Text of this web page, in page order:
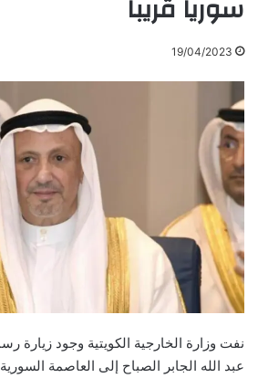
سوريا قريباً
19/04/2023
نفت وزارة الخارجية الكويتية وجود زيارة
عبد الله الجابر الصباح إلى العاصمة